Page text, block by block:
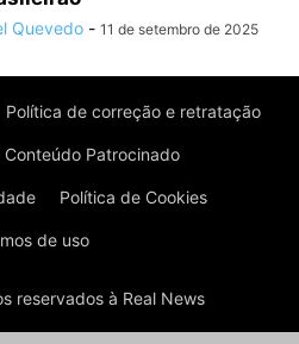
Quevedo - 11 de setembro de 2025
Política de correção e retratação
Patrocinado
Política de Cookies
de uso
reservados à Real News